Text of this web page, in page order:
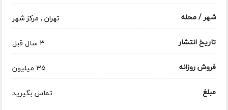
شهر / محله
تهران, مرکز شهر
تاریخ انتشار
3 سال قبل
فروش روزانه
35 میلیون
مبلغ
تماس بگیرید